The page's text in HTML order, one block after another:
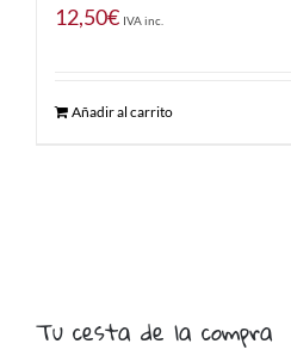
12,50€ IVA inc.
Añadir al carrito
Tu cesta de la compra